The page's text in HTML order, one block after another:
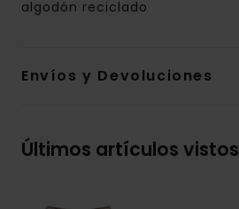
algodón reciclado
Envíos y Devoluciones
Últimos artículos vistos